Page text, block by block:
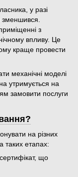
у разі
зменшився.
з
впливу. Це
краще провести
механічні моделі
утримується на
замовити послуги
на різних
таких етапах:
що